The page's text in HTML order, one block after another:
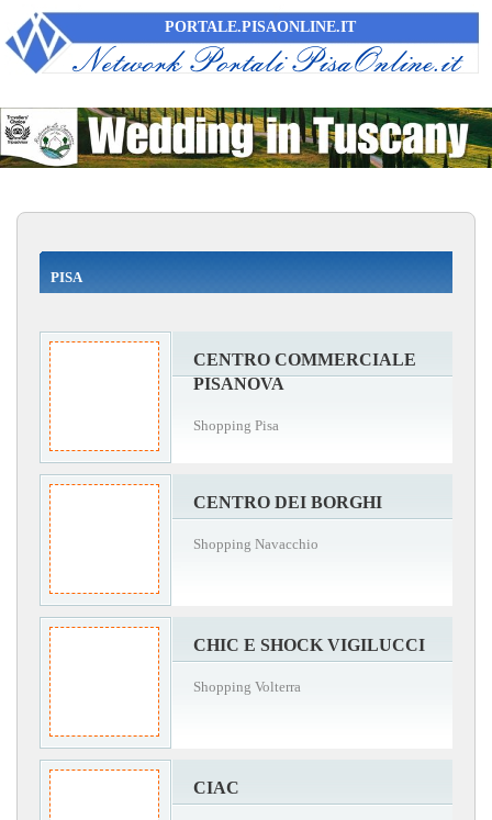
PORTALE.PISAONLINE.IT
PISA
CENTRO COMMERCIALE
PISANOVA
Shopping Pisa
CENTRO DEI BORGHI
Shopping Navacchio
CHIC E SHOCK VIGILUCCI
Shopping Volterra
CIAC